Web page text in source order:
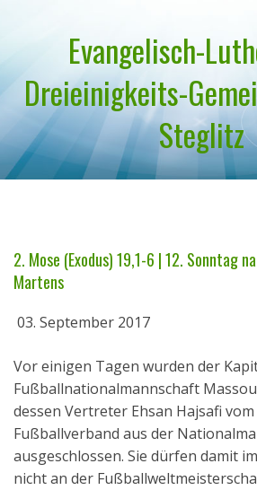
Evangelisch-
Dreieinigkeits-
Steglitz
Über uns
Geistliches Wort
Termine
Aktuelles
Kontakt
2. Mose (Exodus) 19,1-6 | 12. Sonntag
Martens
03. September 2017
Vor einigen Tagen wurden der
Fußballnationalmannschaft
dessen Vertreter Ehsan Hajsafi
Fußballverband aus der
ausgeschlossen. Sie dürfen damit
nicht an der